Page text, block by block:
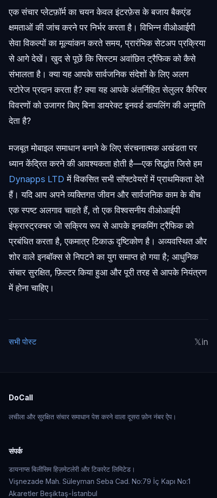
एक संचार प्लेटफ़ॉर्म का चयन केवल इंटरफ़ेस के बजाय बैकएंड
क्षमताओं की जांच करने पर निर्भर करता है। विभिन्न वीओआईपी
सेवा विकल्पों का मूल्यांकन करते समय, प्रारंभिक सेटअप प्रक्रिया
से आगे देखें। खुद से पूछें कि सिस्टम अवांछित ट्रैफिक को कैसे
संभालता है। क्या यह आपके सार्वजनिक संदेशों के लिए अलग
स्टोरेज प्रदान करता है? क्या यह आपके अंतर्निहित सेलुलर कैरियर
विवरणों को उजागर किए बिना डायरेक्ट इनवर्ड डायलिंग की अनुमति
देता है?
मजबूत मोबाइल समाधान बनाने के लिए संरचनात्मक अखंडता पर
ध्यान केंद्रित करने की आवश्यकता होती है—एक सिद्धांत जिसे हम
Dynapps LTD में विकसित सभी सॉफ्टवेयरों में प्राथमिकता देते
हैं। यदि आप अपने व्यक्तिगत जीवन और सार्वजनिक काम के बीच
एक स्पष्ट अलगाव चाहते हैं, तो एक विश्वसनीय वीओआईपी
इंफ्रास्ट्रक्चर जो सक्रिय रूप से आपके इनकमिंग ट्रैफिक को
प्रबंधित करता है, एकमात्र टिकाऊ दृष्टिकोण है। अव्यवस्थित और
शोर वाले इनबॉक्स से निपटने का युग समाप्त हो गया है; आधुनिक
संचार सुरक्षित, फ़िल्टर किया हुआ और पूरी तरह से आपके नियंत्रण
में होना चाहिए।
सभी पोस्ट 𝕏in
DoCall
लचीला और सुरक्षित संचार समाधान पेश करने वाला दूसरा फ़ोन नंबर ऐप।
संपर्क
डायनाप्स बिलीसिम हिज़मेटलेरी और टिकारेट लिमिटेड।
Vişnezade Mah. Süleyman Seba Cad. No:79 İç Kapı No:1
Akaretler Beşiktaş-İstanbul